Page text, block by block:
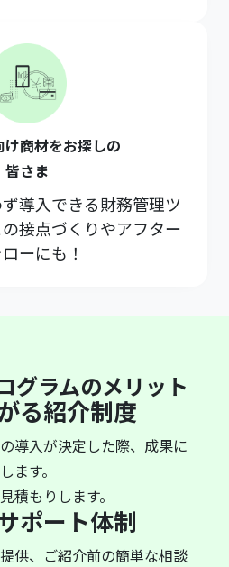
け商材をお探しの
皆さま
導入できる財務管理ツ
接点づくりやアフター
ーにも！
グラムのメリット
る紹介制度
導入が決定した際、成果に
ます。
積もりします。
ポート体制
供、ご紹介前の簡単な相談